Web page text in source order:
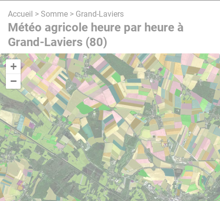
Accueil > Somme > Grand-Laviers
Météo agricole heure par heure à
Grand-Laviers (80)
+
−